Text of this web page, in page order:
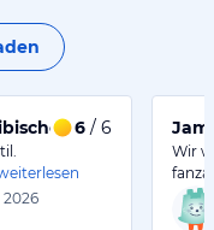
Stil! Tolle
6 / 6
2026
Wir